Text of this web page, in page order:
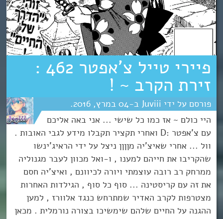
פיירי טייל צ’אפטר 462 :
זירת הקרב ~ !
Juviii
04 מרץ 2016
היי כולם ~ אז כמו כל שישי ... אני באה אליכם
עם צ'אפטר :D ואחרי תקציר תקבלו מידע לגבי האובות .
וול ... אחרי שאיצ'יה מןןןן ניצל על ידי הראיג'ינשו
שהקריבו את חייהם למענו , ו-ואל מכוון לעבר מגנוליה
ממרחק רב רובה עוצמתי ויורה לכיוונם , ואיצ'יה חסם
את זה עם קריסטינה ... סוף כל סוף , הגילדות האחרות
מצטרפות לקרב האדיר שמתרחש כנגד אלוורז , למען
ההגנה על החיים שלהם שימשיכו בצורה נורמלית . מכאן